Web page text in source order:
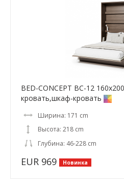
BED-CONCEPT BC-12
кровать,шкаф-кровать
Ширина: 171 cm
Высота: 218 cm
Глубина: 46-228 cm
EUR 969 Новинка